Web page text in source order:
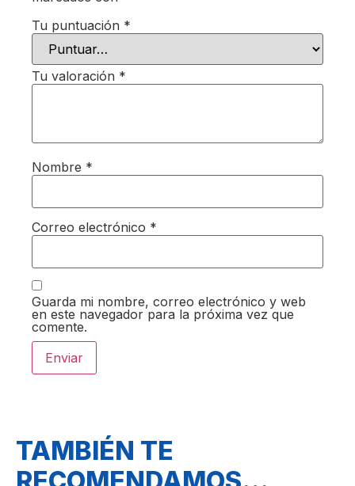
Tu puntuación *
Tu valoración *
Nombre *
Correo electrónico *
Guarda mi nombre, correo electrónico y web
en este navegador para la próxima vez que
comente.
TAMBIÉN TE